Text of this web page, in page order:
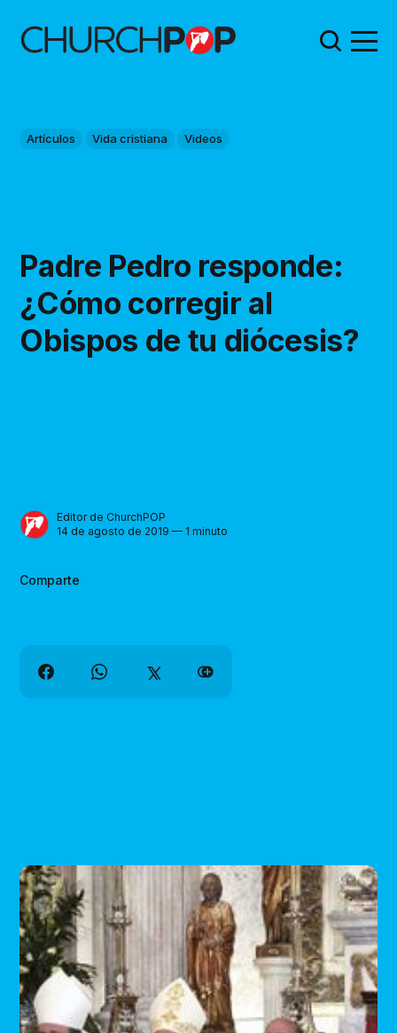
Artículos Vida cristiana Videos
Padre Pedro responde:
¿Cómo corregir al
Obispos de tu diócesis?
Editor de ChurchPOP
14 de agosto de 2019 — 1 minuto
Comparte